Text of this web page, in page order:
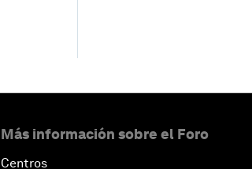
Más información sobre el Foro
Centros